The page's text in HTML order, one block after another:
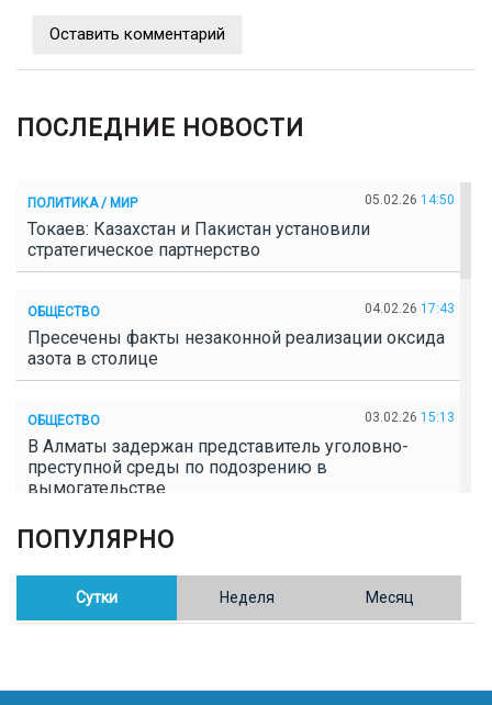
Оставить комментарий
ПОСЛЕДНИЕ НОВОСТИ
ПОЛИТИКА / МИР 05.02.26 14:50
Токаев: Казахстан и Пакистан установили
стратегическое партнерство
ОБЩЕСТВО 04.02.26 17:43
Пресечены факты незаконной реализации оксида
азота в столице
ОБЩЕСТВО 03.02.26 15:13
В Алматы задержан представитель уголовно-
преступной среды по подозрению в
вымогательстве
ОБЩЕСТВО
Полицейские пресекли незаконное выращивание
конопли в Таразе
Казахстан возглавил Договор о зоне, свободной от
ПОПУЛЯРНО
Сутки Неделя Месяц